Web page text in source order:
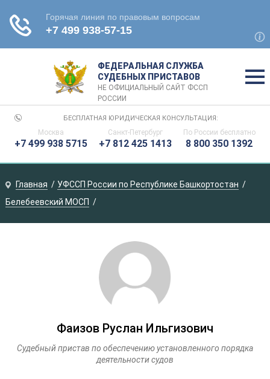
ФЕДЕРАЛЬНАЯ СЛУЖБА
СУДЕБНЫХ ПРИСТАВОВ
НЕ ОФИЦИАЛЬНЫЙ САЙТ ФССП
РОССИИ
БЕСПЛАТНАЯ ЮРИДИЧЕСКАЯ КОНСУЛЬТАЦИЯ:
Москва
+7 499 938 5715
Санкт-Петербург
+7 812 425 1413
По России бесплатно
8 800 350 1392
Главная
УФССП России по Республике Башкортостан
Белебеевский МОСП
Фаизов Руслан Ильгизович
Судебный пристав по обеспечению установленного порядка
деятельности судов